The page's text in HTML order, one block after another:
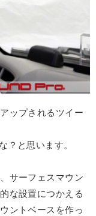
ップされるツイー
？と思います。
サーフェスマウン
な設置につかえる
ントベースを作っ